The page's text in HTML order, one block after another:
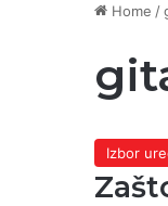
Home /
Izbor